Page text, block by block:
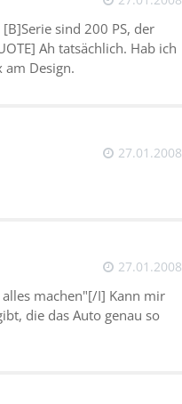
sind 200 PS, der
Ah tatsächlich. Hab ich
Design.
27.01.2008
27.01.2008
machen"[/I] Kann mir
die das Auto genau so